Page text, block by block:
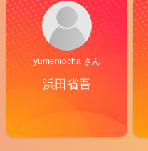
yumemocha さん
浜田省吾